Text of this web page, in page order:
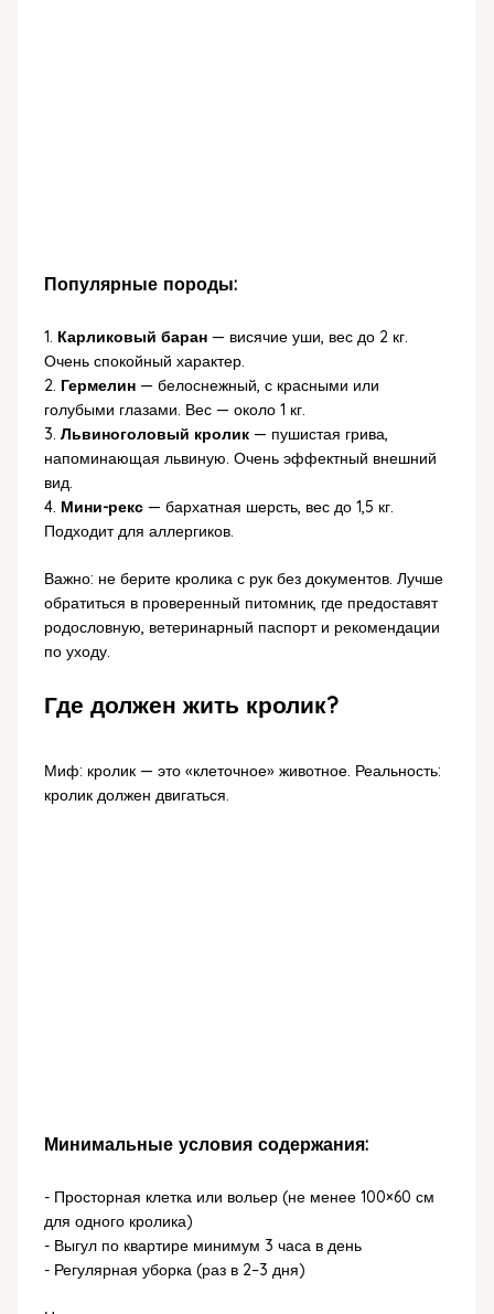
Популярные породы:
1. Карликовый баран— висячие уши, вес до 2 кг.
Очень спокойный характер.
2. Гермелин— белоснежный, с красными или
голубыми глазами. Вес — около 1 кг.
3. Львиноголовый кролик— пушистая грива,
напоминающая львиную. Очень эффектный внешний
вид.
4. Мини-рекс— бархатная шерсть, вес до 1,5 кг.
Подходит для аллергиков.
Важно: не берите кролика с рук без документов. Лучше
обратиться в проверенный питомник, где предоставят
родословную, ветеринарный паспорт и рекомендации
по уходу.
Где должен жить кролик?
Миф: кролик — это «клеточное» животное. Реальность:
кролик должен двигаться.
Минимальные условия содержания:
- Просторная клетка или вольер (не менее 100×60 см
для одного кролика)
- Выгул по квартире минимум 3 часа в день
- Регулярная уборка (раз в 2–3 дня)